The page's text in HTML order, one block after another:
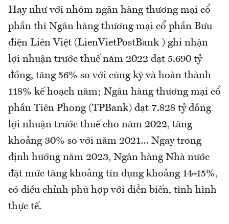
Hay như với nhóm ngân hàng thương mại cổ
phần thì Ngân hàng thương mại cổ phần Bưu
điện Liên Việt (LienVietPostBank ) ghi nhận
lợi nhuận trước thuế năm 2022 đạt 5.690 tỷ
đồng, tăng 56% so với cùng kỳ và hoàn thành
118% kế hoạch năm; Ngân hàng thương mại cổ
phần Tiên Phong (TPBank) đạt 7.828 tỷ đồng
lợi nhuận trước thuế cho năm 2022, tăng
khoảng 30% so với năm 2021… Ngay trong
định hướng năm 2023, Ngân hàng Nhà nước
đặt mức tăng khoảng tín dụng khoảng 14-15%,
có điều chỉnh phù hợp với diễn biến, tình hình
thực tế.